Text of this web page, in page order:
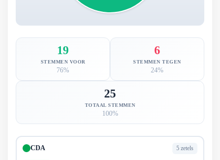
19
STEMMEN VOOR
76%
6
STEMMEN TEGEN
24%
25
TOTAAL STEMMEN
100%
CDA 5 zetels